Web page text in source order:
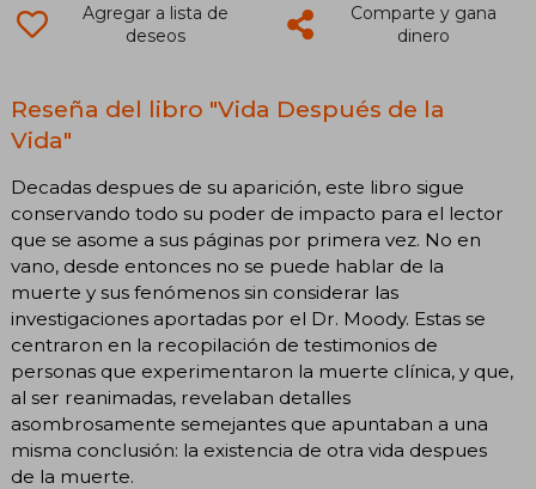
Agregar a lista de
deseos
Comparte y gana
dinero
Reseña del libro "Vida Después de la
Vida"
Decadas despues de su aparición, este libro sigue
conservando todo su poder de impacto para el lector
que se asome a sus páginas por primera vez. No en
vano, desde entonces no se puede hablar de la
muerte y sus fenómenos sin considerar las
investigaciones aportadas por el Dr. Moody. Estas se
centraron en la recopilación de testimonios de
personas que experimentaron la muerte clínica, y que,
al ser reanimadas, revelaban detalles
asombrosamente semejantes que apuntaban a una
misma conclusión: la existencia de otra vida despues
de la muerte.